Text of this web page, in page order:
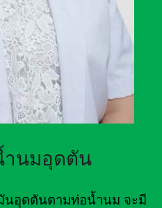
ำนมอุดตัน
นอุดตันตามท่อน้ำนม จะมี